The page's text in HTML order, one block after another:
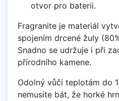
otvor pro baterii.
Fragranite je materiál
spojením drcené žuly
Snadno se udržuje i při
přírodního kamene.
Odolný vůči teplotám do
nemusíte bát, že horké